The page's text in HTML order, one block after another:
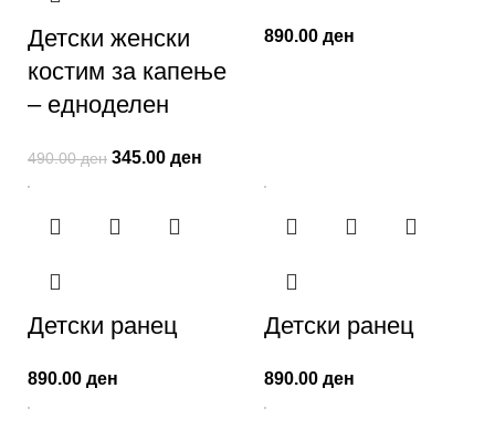
Детски женски
костим за капење
– едноделен
490.00ден 345.00 ден
890.00 ден
Детски ранец
890.00 ден
Детски ранец
890.00 ден